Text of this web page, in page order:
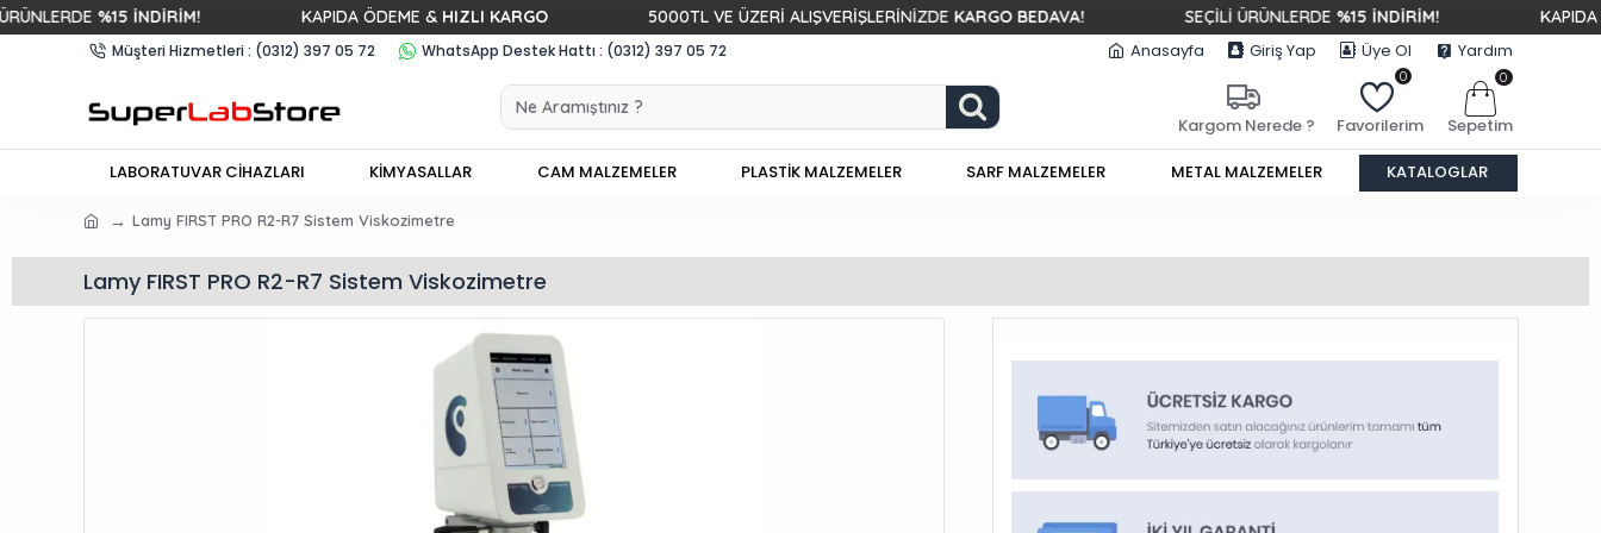
%15 İNDİRİM! KAPIDA ÖDEME &HIZLI KARGO 5000TL VE ÜZERİ ALIŞVERİŞLERİNİZDEKARGO BEDAVA! SEÇİLİ ÜRÜNLERDE%15 İNDİRİM! KAPIDA
Müşteri Hizmetleri : (0312) 397 05 72 WhatsApp Destek Hattı : (0312) 397 05 72 Anasayfa Giriş Yap Üye Ol Yardım
Kargom Nerede ? Favorilerim
0
Sepetim
0
LABORATUVAR CİHAZLARI KİMYASALLAR CAM MALZEMELER PLASTİK MALZEMELER SARF MALZEMELER METAL MALZEMELER KATALOGLAR
Lamy FIRST PRO R2-R7 Sistem Viskozimetre
Lamy FIRST PRO R2-R7 Sistem Viskozimetre